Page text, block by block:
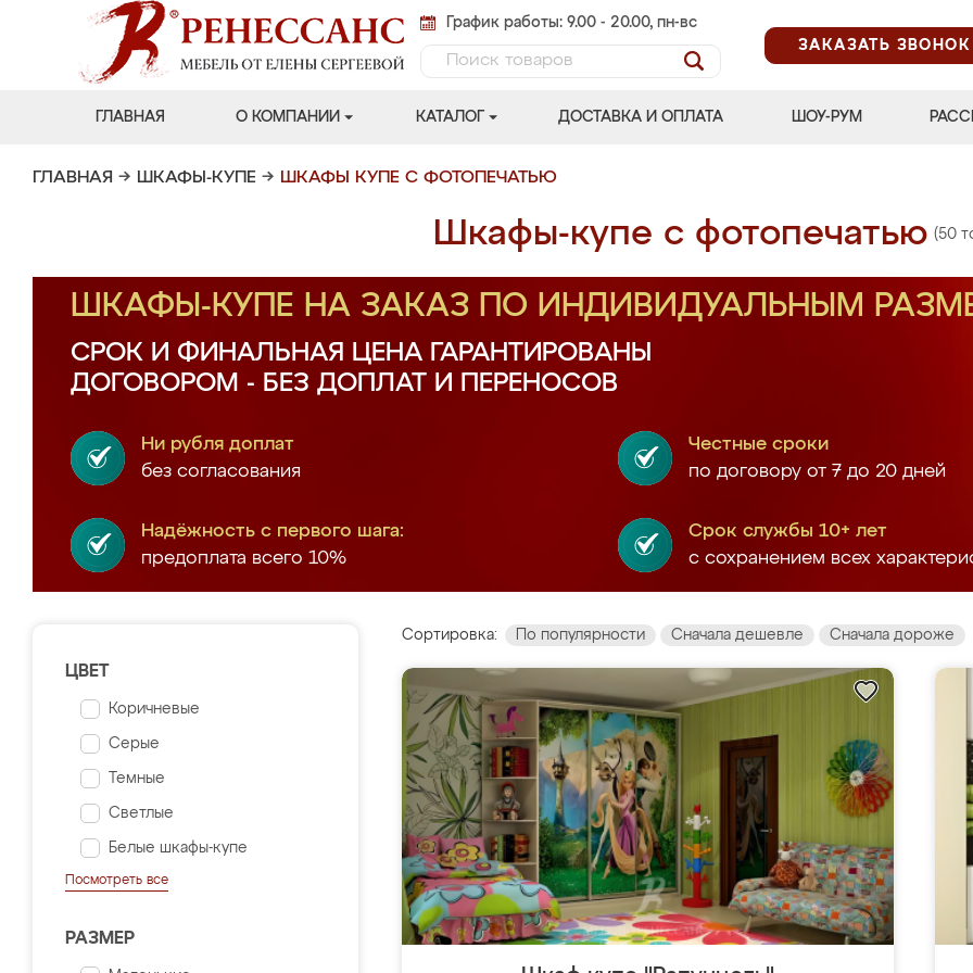
График работы: 9.00 - 20.00, пн-вс
ЗАКАЗАТЬ ЗВОНОК
ГЛАВНАЯ О КОМПАНИИ КАТАЛОГ ДОСТАВКА И ОПЛАТА ШОУ-РУМ
ГЛАВНАЯ → ШКАФЫ-КУПЕ → ШКАФЫ КУПЕ С ФОТОПЕЧАТЬЮ
Шкафы-купе с фотопечатью (50
ШКАФЫ-КУПЕ НА ЗАКАЗ ПО ИНДИВИДУАЛЬНЫМ
СРОК И ФИНАЛЬНАЯ ЦЕНА ГАРАНТИРОВАНЫ
ДОГОВОРОМ - БЕЗ ДОПЛАТ И ПЕРЕНОСОВ
Ни рубля доплат
без согласования
Честные сроки
по договору от 7 до 20 дней
Надёжность с первого шага:
предоплата всего 10%
Срок службы 10+ лет
с сохранением всех
ЦВЕТ
Коричневые
Серые
Темные
Светлые
Белые шкафы-купе
Посмотреть все
РАЗМЕР
Сортировка: По популярности Сначала дешевле Сначала дороже